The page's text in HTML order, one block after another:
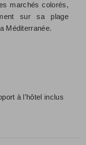
marchés colorés,
sur sa plage
Méditerranée.
à l'hôtel inclus